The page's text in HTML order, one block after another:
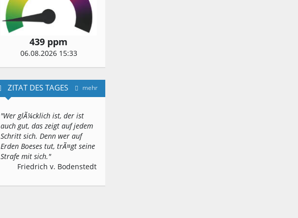
439 ppm
06.08.2026 15:33
mehr
ZITAT DES TAGES
"Wer glÃ¼cklich ist, der ist
auch gut, das zeigt auf jedem
Schritt sich. Denn wer auf
Erden Boeses tut, trÃ¤gt seine
Strafe mit sich."
Friedrich v. Bodenstedt